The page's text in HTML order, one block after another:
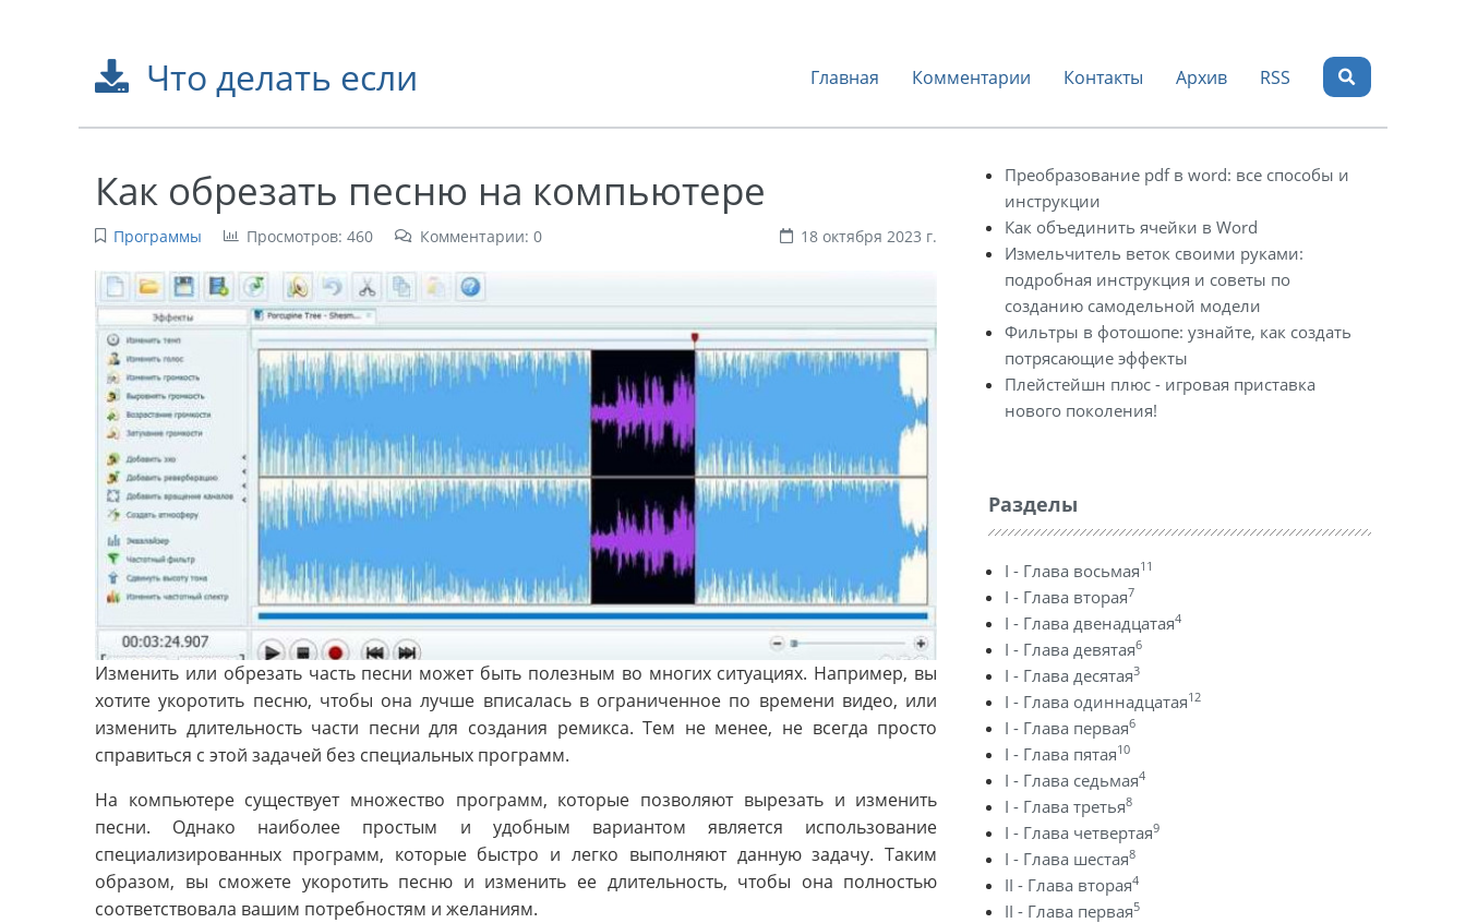
Что делать если Главная Комментарии Контакты Архив RSS
Как обрезать песню на компьютере
Программы Просмотров: 460 Комментарии: 0 18 октября 2023 г.
Изменить или обрезать часть песни может быть полезным во многих ситуациях. Например, вы
хотите укоротить песню, чтобы она лучше вписалась в ограниченное по времени видео, или
изменить длительность части песни для создания ремикса. Тем не менее, не всегда просто
справиться с этой задачей без специальных программ.
На компьютере существует множество программ, которые позволяют вырезать и изменить
песни. Однако наиболее простым и удобным вариантом является использование
специализированных программ, которые быстро и легко выполняют данную задачу. Таким
образом, вы сможете укоротить песню и изменить ее длительность, чтобы она полностью
соответствовала вашим потребностям и желаниям.
Преобразование pdf в word: все способы и
инструкции
Как объединить ячейки в Word
Измельчитель веток своими руками:
подробная инструкция и советы по
созданию самодельной модели
Фильтры в фотошопе: узнайте, как создать
потрясающие эффекты
Плейстейшн плюс - игровая приставка
нового поколения!
Разделы
I - Глава восьмая11
I - Глава вторая7
I - Глава двенадцатая4
I - Глава девятая6
I - Глава десятая3
I - Глава одиннадцатая12
I - Глава первая6
I - Глава пятая10
I - Глава седьмая4
I - Глава третья8
I - Глава четвертая9
I - Глава шестая8
II - Глава вторая4
II - Глава первая5